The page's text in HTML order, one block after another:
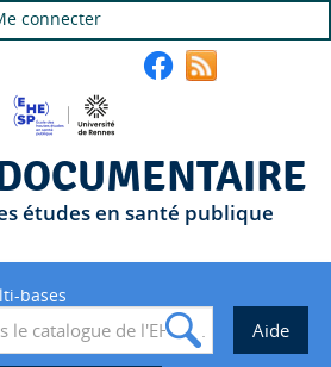
connecter
études en santé publique
bases